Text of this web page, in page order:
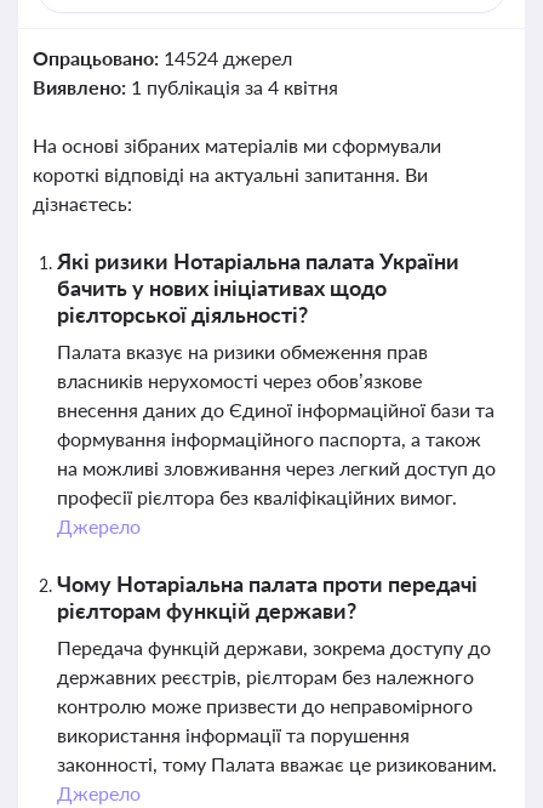
Опрацьовано: 14524 джерел
Виявлено: 1 публікація за 4 квітня
На основі зібраних матеріалів ми сформували
короткі відповіді на актуальні запитання. Ви
дізнаєтесь:
Які ризики Нотаріальна палата України
бачить у нових ініціативах щодо
рієлторської діяльності?
Палата вказує на ризики обмеження прав
власників нерухомості через обов’язкове
внесення даних до Єдиної інформаційної бази та
формування інформаційного паспорта, а також
на можливі зловживання через легкий доступ до
професії рієлтора без кваліфікаційних вимог.
Джерело
Чому Нотаріальна палата проти передачі
рієлторам функцій держави?
Передача функцій держави, зокрема доступу до
державних реєстрів, рієлторам без належного
контролю може призвести до неправомірного
використання інформації та порушення
законності, тому Палата вважає це ризикованим.
Джерело